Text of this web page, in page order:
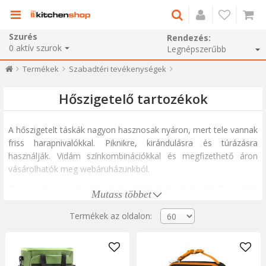
Szurés
0 aktív szurok
Rendezés:
Termékek Szabadtéri tevékenységek
Hőszigetelő tartozékok
A hőszigetelt táskák nagyon hasznosak nyáron, mert tele vannak
friss harapnivalókkal. Piknikre, kirándulásra és túrázásra
használják. Vidám színkombinációkkal és megfizethető áron
vásárolhatók meg webáruházunkból.
nemcsak hidegen, hanem órákig melegen is tudják tartani az
ételt. Stílusos megjelenésük nem árulja el hőszigetelő
szerepüket, inkább azt a benyomást kelti, mintha az öltözködési
stílusához illő kiegészítők lennének. A dizájner táskák elegánsak,
de nem lehetnek olyan hasznosak, mint azok, amelyek optimális
Mutass többet
Termékek az oldalon: